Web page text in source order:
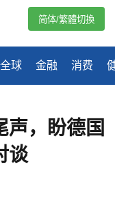
全球 金融 消费
简体/繁體切換
声，盼德国
谈